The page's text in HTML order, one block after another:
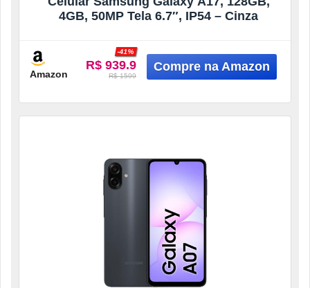
4GB, 50MP Tela 6.7″, IP54 – Cinza
Amazon
R$ 939.9
-41%
R$ 1599